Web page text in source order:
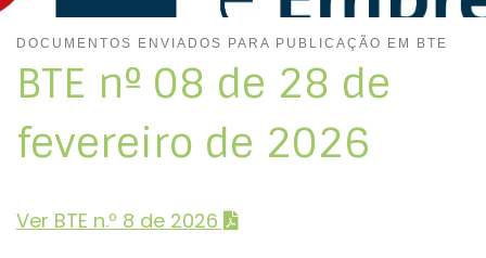
DOCUMENTOS ENVIADOS PARA PUBLICAÇÃO EM BTE
BTE nº 08 de 28 de
fevereiro de 2026
Ver BTE n.º 8 de 2026